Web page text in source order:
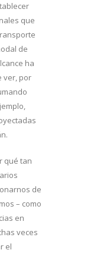
que
de
ha
ver, por
qué tan
de
– como
en
veces
el